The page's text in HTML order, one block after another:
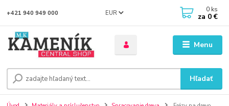
Menu
EUR
Hľadať
+421 940 949 000 0 ks
za 0 €